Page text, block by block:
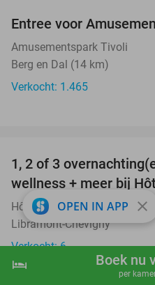
shopping_cart
hotel Boek nu
per
Entree voor
Amusementspark Tivoli
Berg en Dal (14 km)
Verkocht: 1.465
TODAY
1, 2 of 3
wellness + meer bij
Hôtel L'Amandier
Libramont-Chevigny
Verkocht: 6
OPEN IN APP close